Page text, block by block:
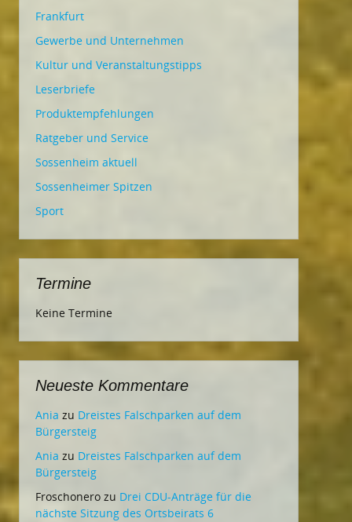
Frankfurt
Gewerbe und Unternehmen
Kultur und Veranstaltungstipps
Leserbriefe
Produktempfehlungen
Ratgeber und Service
Sossenheim aktuell
Sossenheimer Spitzen
Sport
Termine
Keine Termine
Neueste Kommentare
Ania zu Dreistes Falschparken auf dem
Bürgersteig
Ania zu Dreistes Falschparken auf dem
Bürgersteig
Froschonero zu Drei CDU-Anträge für die
nächste Sitzung des Ortsbeirats 6